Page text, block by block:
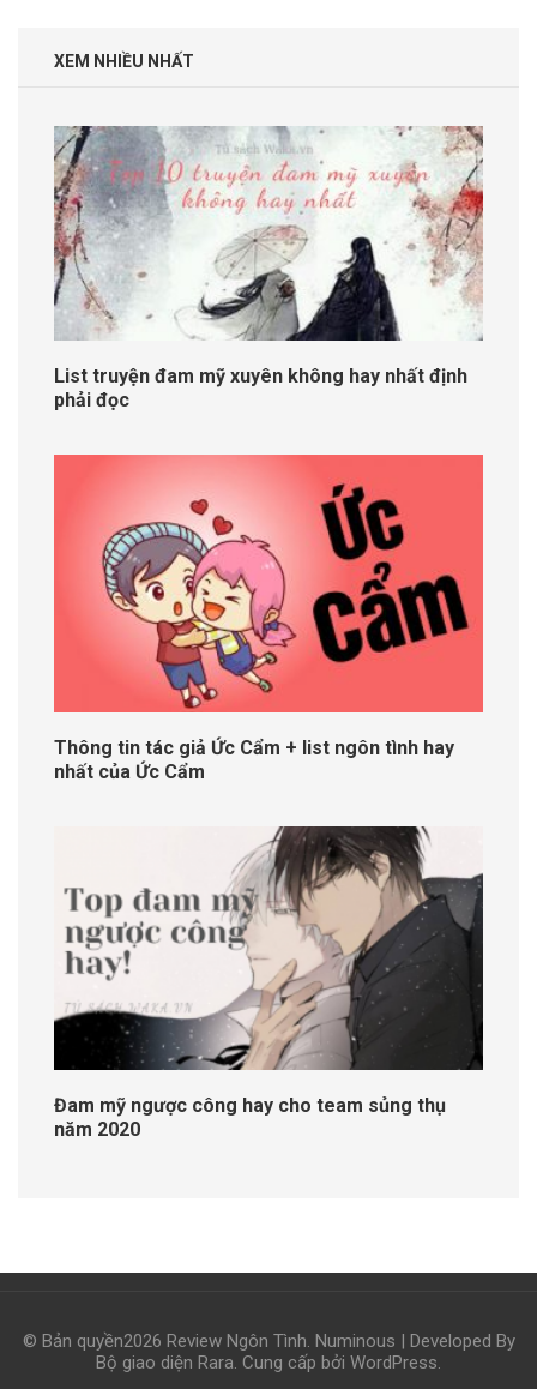
XEM NHIỀU NHẤT
List truyện đam mỹ xuyên không hay nhất định
phải đọc
Thông tin tác giả Ức Cẩm + list ngôn tình hay
nhất của Ức Cẩm
Đam mỹ ngược công hay cho team sủng thụ
năm 2020
© Bản quyền2026 Review Ngôn Tình. Numinous | Developed By
Bộ giao diện Rara. Cung cấp bởi WordPress.